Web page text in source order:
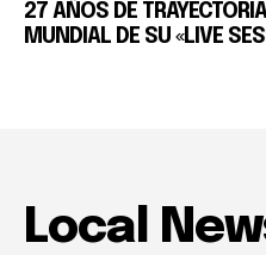
27 AÑOS DE
MUNDIAL DE SU «LIVE
Local